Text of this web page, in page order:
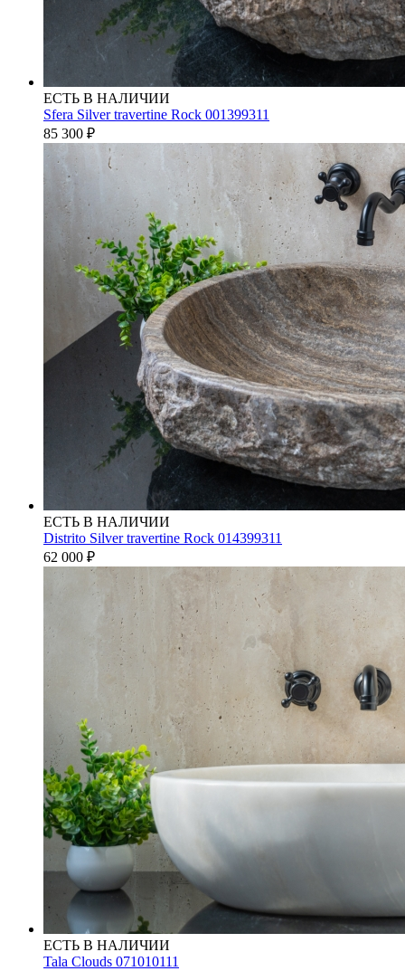
ЕСТЬ В НАЛИЧИИ
Sfera Silver travertine Rock 001399311
85 300 ₽
ЕСТЬ В НАЛИЧИИ
Distrito Silver travertine Rock 014399311
62 000 ₽
ЕСТЬ В НАЛИЧИИ
Tala Clouds 071010111